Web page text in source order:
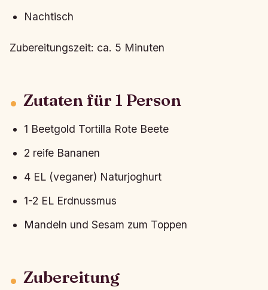
Nachtisch
Zubereitungszeit: ca. 5 Minuten
Zutaten für 1 Person
1 Beetgold Tortilla Rote Beete
2 reife Bananen
4 EL (veganer) Naturjoghurt
1-2 EL Erdnussmus
Mandeln und Sesam zum Toppen
Zubereitung